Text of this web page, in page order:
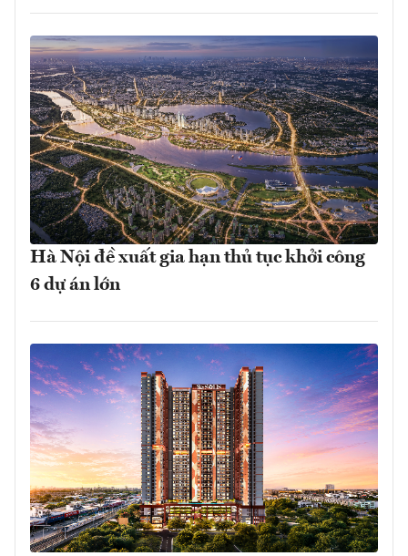
Hà Nội đề xuất gia hạn thủ tục khởi công
6 dự án lớn